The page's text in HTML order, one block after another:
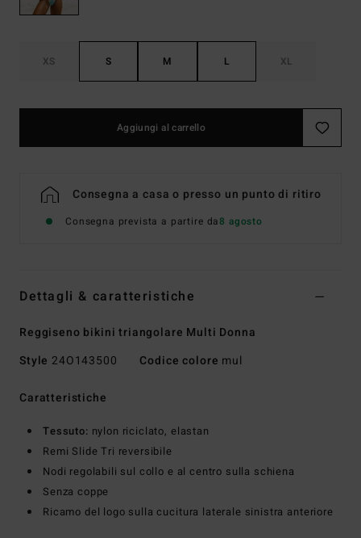
XS S M L XL
Aggiungi al carrello
Consegna a casa o presso un punto di ritiro
Consegna prevista a partire da8 agosto
Dettagli & caratteristiche
Reggiseno bikini triangolare Multi Donna
Style 24O143500 Codice colore mul
Caratteristiche
Tessuto: nylon riciclato, elastan
Remi Slide Tri reversibile
Nodi regolabili sul collo e al centro sulla schiena
Senza coppe
Ricamo del logo sulla cucitura laterale sinistra anteriore